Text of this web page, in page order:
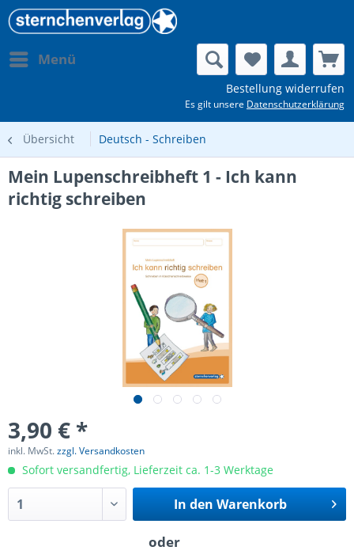
Menü
Bestellung widerrufen
Es gilt unsere Datenschutzerklärung
Übersicht Deutsch - Schreiben
Mein Lupenschreibheft 1 - Ich kann
richtig schreiben
3,90 € *
inkl. MwSt.zzgl. Versandkosten
Sofort versandfertig, Lieferzeit ca. 1-3 Werktage
In den Warenkorb